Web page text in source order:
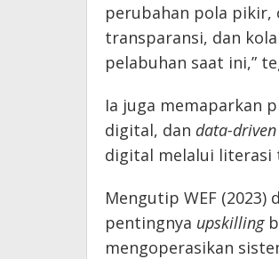
perubahan pola pikir,
transparansi, dan
pelabuhan saat ini,”
Ia juga memaparkan
digital, dan data-
digital melalui literasi
Mengutip WEF (2023)
pentingnya upskilling
mengoperasikan